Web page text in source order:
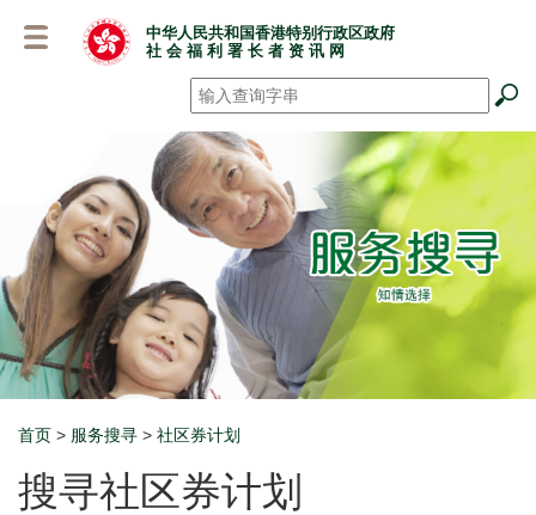
中华人民共和国香港特别行政区政府
社 会 福 利 署 长 者 资 讯 网
搜寻 *
Breadcrumb
首页 > 服务搜寻 > 社区券计划
搜寻社区券计划